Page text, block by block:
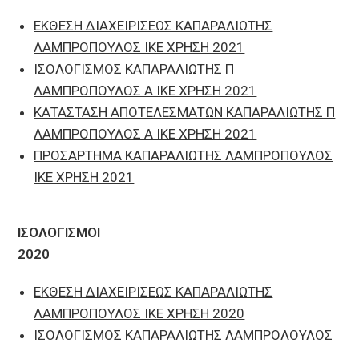
ΕΚΘΕΣΗ ΔΙΑΧΕΙΡΙΣΕΩΣ ΚΑΠΑΡΑΛΙΩΤΗΣ
ΛΑΜΠΡΟΠΟΥΛΟΣ ΙΚΕ ΧΡΗΣΗ 2021
ΙΣΟΛΟΓΙΣΜΟΣ ΚΑΠΑΡΑΛΙΩΤΗΣ Π
ΛΑΜΠΡΟΠΟΥΛΟΣ Α ΙΚΕ ΧΡΗΣΗ 2021
ΚΑΤΑΣΤΑΣΗ ΑΠΟΤΕΛΕΣΜΑΤΩΝ ΚΑΠΑΡΑΛΙΩΤΗΣ Π
ΛΑΜΠΡΟΠΟΥΛΟΣ Α ΙΚΕ ΧΡΗΣΗ 2021
ΠΡΟΣΑΡΤΗΜΑ ΚΑΠΑΡΑΛΙΩΤΗΣ ΛΑΜΠΡΟΠΟΥΛΟΣ
ΙΚΕ ΧΡΗΣΗ 2021
ΙΣΟΛΟΓΙΣΜΟΙ
2020
ΕΚΘΕΣΗ ΔΙΑΧΕΙΡΙΣΕΩΣ ΚΑΠΑΡΑΛΙΩΤΗΣ
ΛΑΜΠΡΟΠΟΥΛΟΣ ΙΚΕ ΧΡΗΣΗ 2020
ΙΣΟΛΟΓΙΣΜΟΣ ΚΑΠΑΡΑΛΙΩΤΗΣ ΛΑΜΠΡΟΛΟΥΛΟΣ